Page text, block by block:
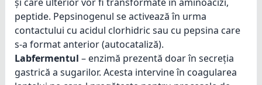
peptide. Pepsinogenul se activează în urma
contactului cu acidul clorhidric sau cu pepsina care
s-a format anterior (autocataliză).
Labfermentul – enzimă prezentă doar în secreția
gastrică a sugarilor. Acesta intervine în coagularea